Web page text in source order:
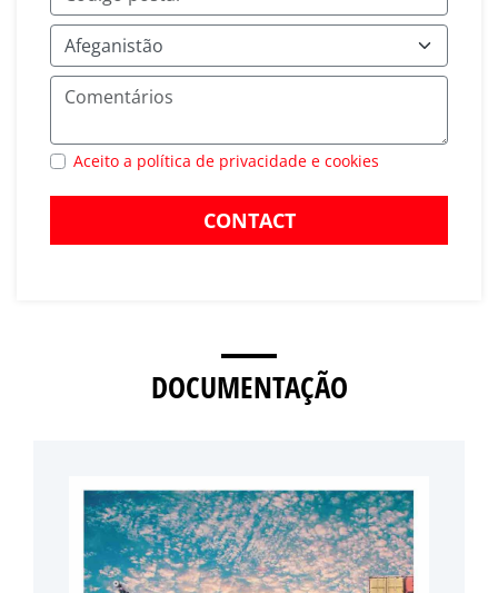
Aceito a política de privacidade e cookies
CONTACT
DOCUMENTAÇÃO